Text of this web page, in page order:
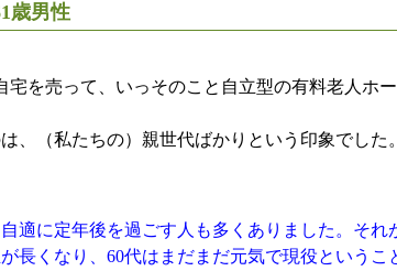
歳男性
を売って、いっそのこと自立型の有料老人ホ
（私たちの）親世代ばかりという印象でした
適に定年後を過ごす人も多くありました。それ
長くなり、60代はまだまだ元気で現役というこ